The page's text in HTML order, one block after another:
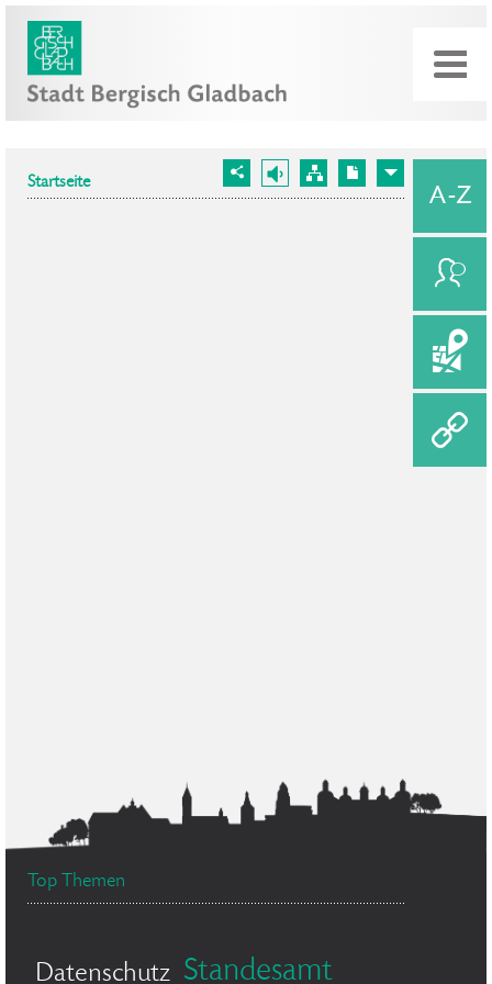
Startseite
Top Themen
Datenschutz Standesamt